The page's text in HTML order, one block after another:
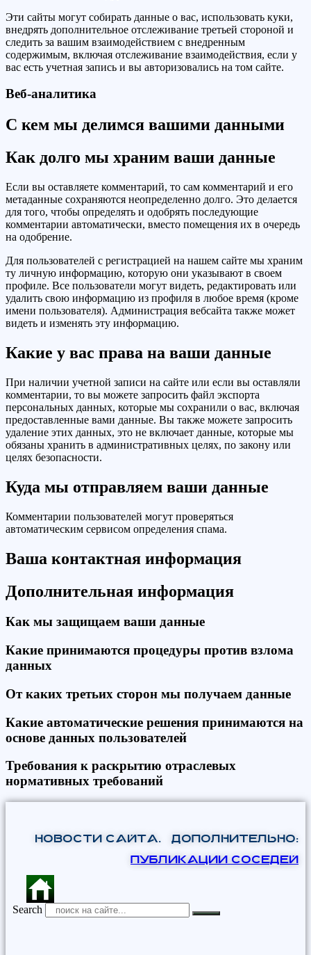
Эти сайты могут собирать данные о вас, использовать куки,
внедрять дополнительное отслеживание третьей стороной и
следить за вашим взаимодействием с внедренным
содержимым, включая отслеживание взаимодействия, если у
вас есть учетная запись и вы авторизовались на том сайте.
Веб-аналитика
С кем мы делимся вашими данными
Как долго мы храним ваши данные
Если вы оставляете комментарий, то сам комментарий и его
метаданные сохраняются неопределенно долго. Это делается
для того, чтобы определять и одобрять последующие
комментарии автоматически, вместо помещения их в очередь
на одобрение.
Для пользователей с регистрацией на нашем сайте мы храним
ту личную информацию, которую они указывают в своем
профиле. Все пользователи могут видеть, редактировать или
удалить свою информацию из профиля в любое время (кроме
имени пользователя). Администрация вебсайта также может
видеть и изменять эту информацию.
Какие у вас права на ваши данные
При наличии учетной записи на сайте или если вы оставляли
комментарии, то вы можете запросить файл экспорта
персональных данных, которые мы сохранили о вас, включая
предоставленные вами данные. Вы также можете запросить
удаление этих данных, это не включает данные, которые мы
обязаны хранить в административных целях, по закону или
целях безопасности.
Куда мы отправляем ваши данные
Комментарии пользователей могут проверяться
автоматическим сервисом определения спама.
Ваша контактная информация
Дополнительная информация
Как мы защищаем ваши данные
Какие принимаются процедуры против взлома
данных
От каких третьих сторон мы получаем данные
Какие автоматические решения принимаются на
основе данных пользователей
Требования к раскрытию отраслевых
нормативных требований
НОВОСТИ САЙТА. Дополнительно:
ПУБЛИКАЦИИ СОСЕДЕЙ
Search